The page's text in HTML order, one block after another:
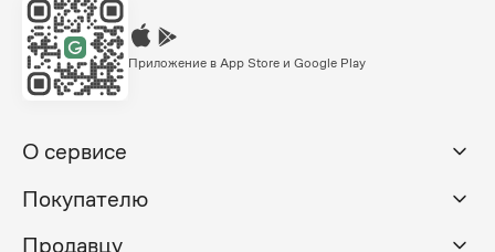
Приложение в App Store и Google Play
О сервисе
Покупателю
Продавцу